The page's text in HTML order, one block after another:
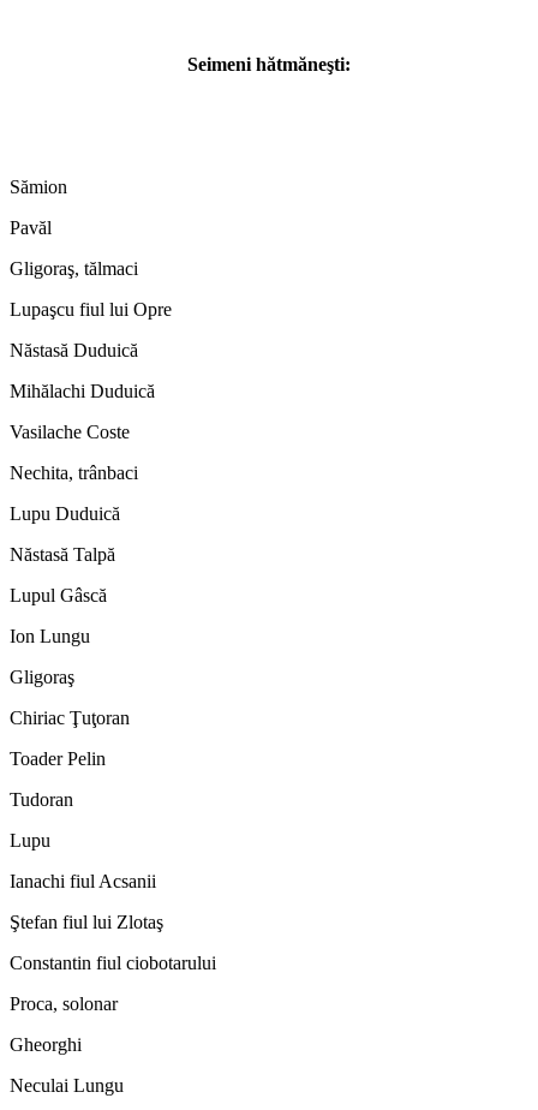
Seimeni hătmăneşti:
Sămion
Pavăl
Gligoraş, tălmaci
Lupaşcu fiul lui Opre
Năstasă Duduică
Mihălachi Duduică
Vasilache Coste
Nechita, trânbaci
Lupu Duduică
Năstasă Talpă
Lupul Gâscă
Ion Lungu
Gligoraş
Chiriac Ţuţoran
Toader Pelin
Tudoran
Lupu
Ianachi fiul Acsanii
Ştefan fiul lui Zlotaş
Constantin fiul ciobotarului
Proca, solonar
Gheorghi
Neculai Lungu